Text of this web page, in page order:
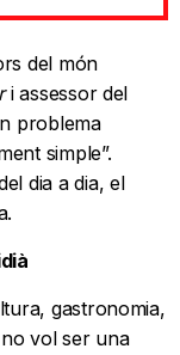
del món
i assessor del
problema
simple”.
dia a dia, el
gastronomia,
vol ser una